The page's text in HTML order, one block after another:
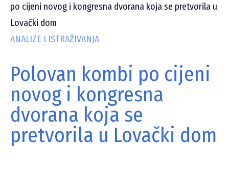
po cijeni novog i kongresna dvorana koja se pretvorila u
Lovački dom
ANALIZE I ISTRAŽIVANJA
Polovan kombi po cijeni
novog i kongresna
dvorana koja se
pretvorila u Lovački dom